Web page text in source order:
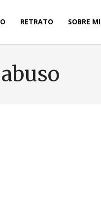
RETRATO SOBRE MI
abuso